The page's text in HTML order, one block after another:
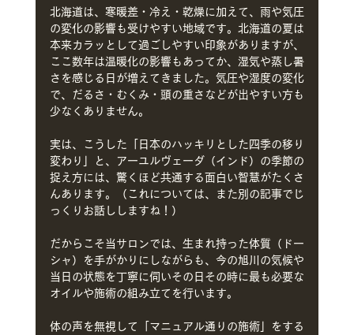
北海道は、寒暖差・冷え・乾燥に加えて、雨や気圧
の変化の影響も受けやすい地域です。北海道の夏は
本来カラッとして過ごしやすい印象がありますが、
ここ数年は温暖化の影響もあってか、湿気や蒸し暑
さを感じる日が増えてきました。気圧や湿度の変化
で、だるさ・むくみ・頭の重さなどが出やすい方も
少なくありません。
実は、こうした「日本のハッキリとした四季の移り
変わり」と、アーユルヴェーダ（インド）の季節の
捉え方には、驚くほど共通する面白い智慧がたくさ
んあります。（これについては、また別の記事でじ
っくりお話ししますね！）
だからこそ当サロンでは、生まれ持った体質（ドー
シャ）を手がかりにしながらも、今の旭川の気候や
当日の状態を丁寧に伺いその日その時に最も必要な
オイルや施術の組み立てを行います。
体の声を無視して「マニュアル通りの施術」をする